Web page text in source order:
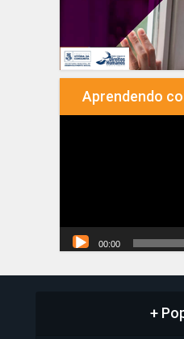
Aprendendo
00:00
+